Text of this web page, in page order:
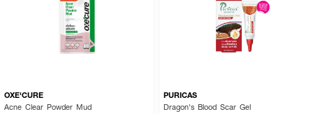
OXE'CURE
Acne Clear Powder Mud
PURICAS
Dragon's Blood Scar Gel